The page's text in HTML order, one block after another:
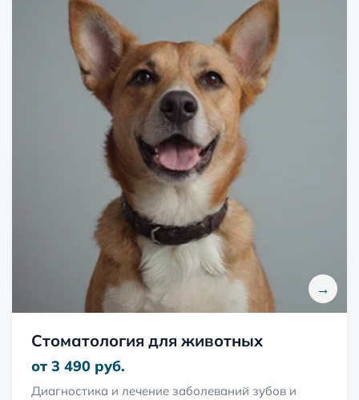
→
Стоматология для животных
от 3 490 руб.
Диагностика и лечение заболеваний зубов и